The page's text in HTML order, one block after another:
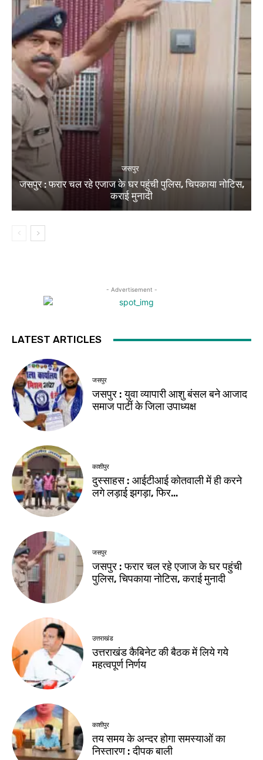
जसपुर
जसपुर : फरार चल रहे एजाज के घर पहुंची पुलिस, चिपकाया नोटिस,
कराई मुनादी
- Advertisement -
LATEST ARTICLES
जसपुर
जसपुर : युवा व्यापारी आशु बंसल बने आजाद
समाज पार्टी के जिला उपाध्यक्ष
काशीपुर
दुस्साहस : आईटीआई कोतवाली में ही करने
लगे लड़ाई झगड़ा, फिर…
जसपुर
जसपुर : फरार चल रहे एजाज के घर पहुंची
पुलिस, चिपकाया नोटिस, कराई मुनादी
उत्तराखंड
उत्तराखंड कैबिनेट की बैठक में लिये गये
महत्वपूर्ण निर्णय
काशीपुर
तय समय के अन्दर होगा समस्याओं का
निस्तारण : दीपक बाली